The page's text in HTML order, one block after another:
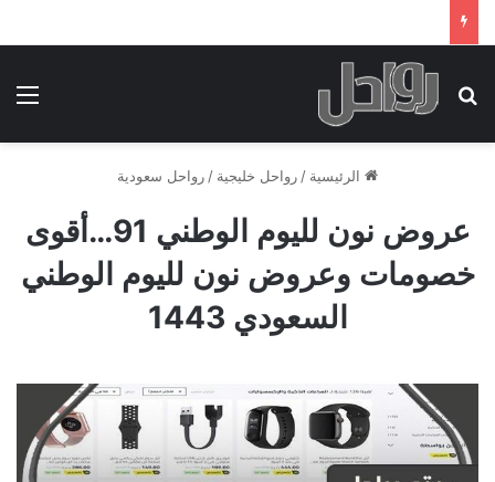
بحث عن
الرئيسية / رواحل خليجية / رواحل سعودية
عروض نون لليوم الوطني 91…أقوى
خصومات وعروض نون لليوم الوطني
السعودي 1443